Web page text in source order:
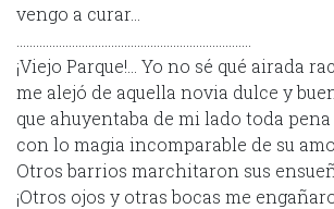
vengo a curar…
¡Viejo Parque!… Yo no sé qué airada
me alejó de aquella novia dulce y
que ahuyentaba de mi lado toda pena
con lo magia incomparable de su
Otros barrios marchitaron sus
¡Otros ojos y otras bocas me